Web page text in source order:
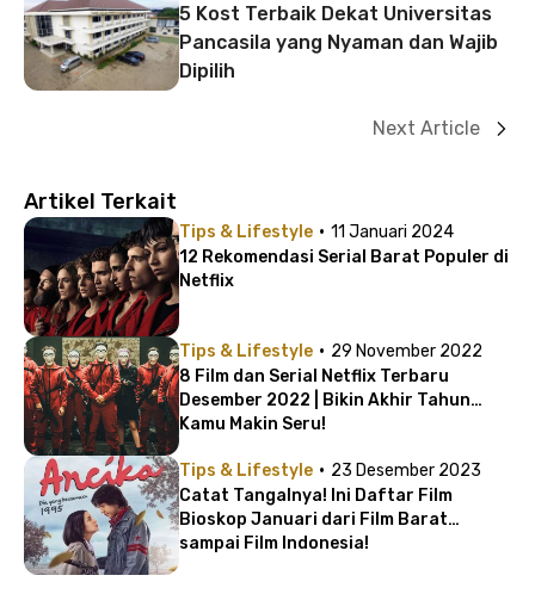
5 Kost Terbaik Dekat Universitas
Pancasila yang Nyaman dan Wajib
Dipilih
Next Article
Artikel Terkait
Tips & Lifestyle · 11 Januari 2024
12 Rekomendasi Serial Barat Populer di
Netflix
Tips & Lifestyle · 29 November 2022
8 Film dan Serial Netflix Terbaru
Desember 2022 | Bikin Akhir Tahun
Kamu Makin Seru!
Tips & Lifestyle · 23 Desember 2023
Catat Tangalnya! Ini Daftar Film
Bioskop Januari dari Film Barat
sampai Film Indonesia!